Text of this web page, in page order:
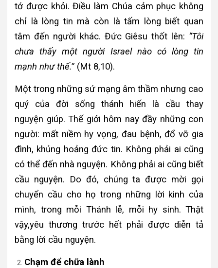
tớ được khỏi. Điều làm Chúa cảm phục không
chỉ là lòng tin mà còn là tấm lòng biết quan
tâm đến người khác. Đức Giêsu thốt lên: “Tôi
chưa thấy một người Israel nào có lòng tin
mạnh như thế.”(Mt 8,10).
Một trong những sứ mạng âm thầm nhưng cao
quý của đời sống thánh hiến là cầu thay
nguyện giúp. Thế giới hôm nay đầy những con
người: mất niềm hy vọng, đau bệnh, đổ vỡ gia
đình, khủng hoảng đức tin. Không phải ai cũng
có thể đến nhà nguyện. Không phải ai cũng biết
cầu nguyện. Do đó, chúng ta được mời gọi
chuyển cầu cho họ trong những lời kinh của
mình, trong mỗi Thánh lễ, mỗi hy sinh. Thật
vậy,yêu thương trước hết phải được diễn tả
bằng lời cầu nguyện.
Chạm để chữa lành